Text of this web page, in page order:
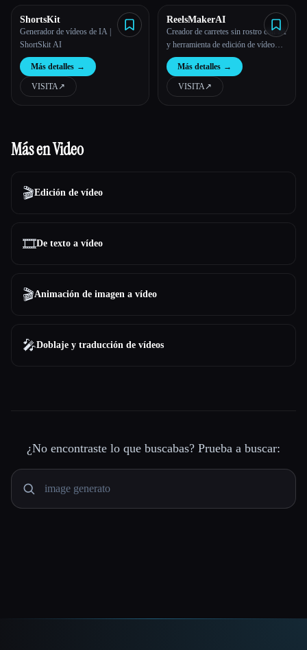
ShortsKit
Generador de vídeos de IA |
ShortSkit AI
Más detalles →
VISITA↗︎
ReelsMakerAI
Creador de carretes sin rostro con IA
y herramienta de edición de vídeo
automatizada | ReelsMakerAI
Más detalles →
VISITA↗︎
Más en Video
🎬Edición de vídeo
🎞️De texto a vídeo
🎬Animación de imagen a vídeo
🎤Doblaje y traducción de vídeos
¿No encontraste lo que buscabas? Prueba a buscar: